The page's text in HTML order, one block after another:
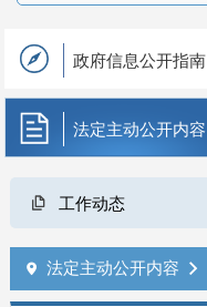
政府信息公开指南
法定主动公开内容
工作动态
 法定主动公开内容 